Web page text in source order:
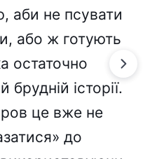
аби не псувати
або ж готують
остаточно
брудній історії.
це вже не
до